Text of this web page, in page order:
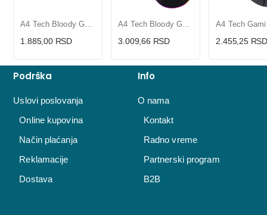
1.885,00 RSD 3.009,66 RSD 2.455,25 RSD
Podrška
Uslovi poslovanja
Online kupovina
Način plaćanja
Reklamacije
Dostava
Info
O nama
Kontakt
Radno vreme
Partnerski program
B2B